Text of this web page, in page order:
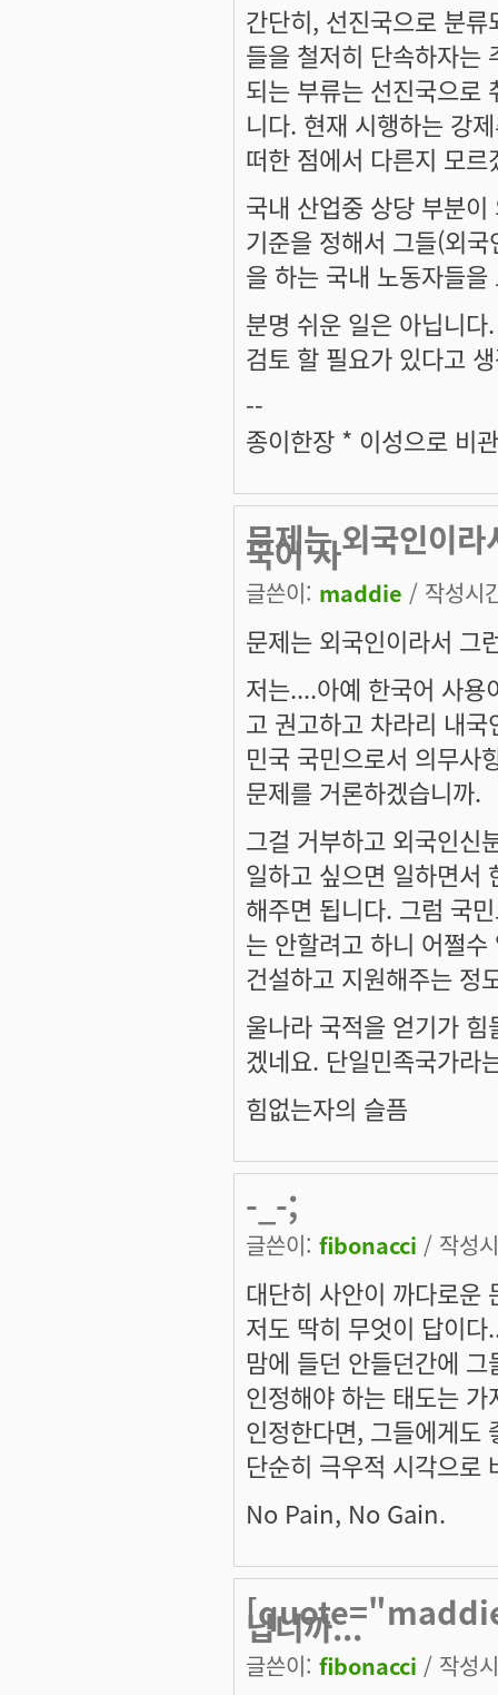
간단히, 선진국으로 분
들을 철저히 단속하자는
되는 부류는 선진국으로
니다. 현재 시행하는 강
떠한 점에서 다른지 모르
국내 산업중 상당 부분
기준을 정해서 그들(외
을 하는 국내 노동자들
분명 쉬운 일은 아닙니
검토 할 필요가 있다고
--
종이한장 * 이성으로 비
문제는 외국인이
국어 사
글쓴이: maddie / 작성시
문제는 외국인이라서 그
저는....아예 한국어 사용
고 권고하고 차라리 내
민국 국민으로서 의무사
문제를 거론하겠습니까.
그걸 거부하고 외국인신
일하고 싶으면 일하면서
해주면 됩니다. 그럼 국
는 안할려고 하니 어쩔
건설하고 지원해주는 정
울나라 국적을 얻기가
겠네요. 단일민족국가라
힘없는자의 슬픔
-_-;
글쓴이: fibonacci / 작성
대단히 사안이 까다로운
저도 딱히 무엇이 답이
맘에 들던 안들던간에
인정해야 하는 태도는
인정한다면, 그들에게도
단순히 극우적 시각으로
No Pain, No Gain.
닙니까...
글쓴이: fibonacci / 작성